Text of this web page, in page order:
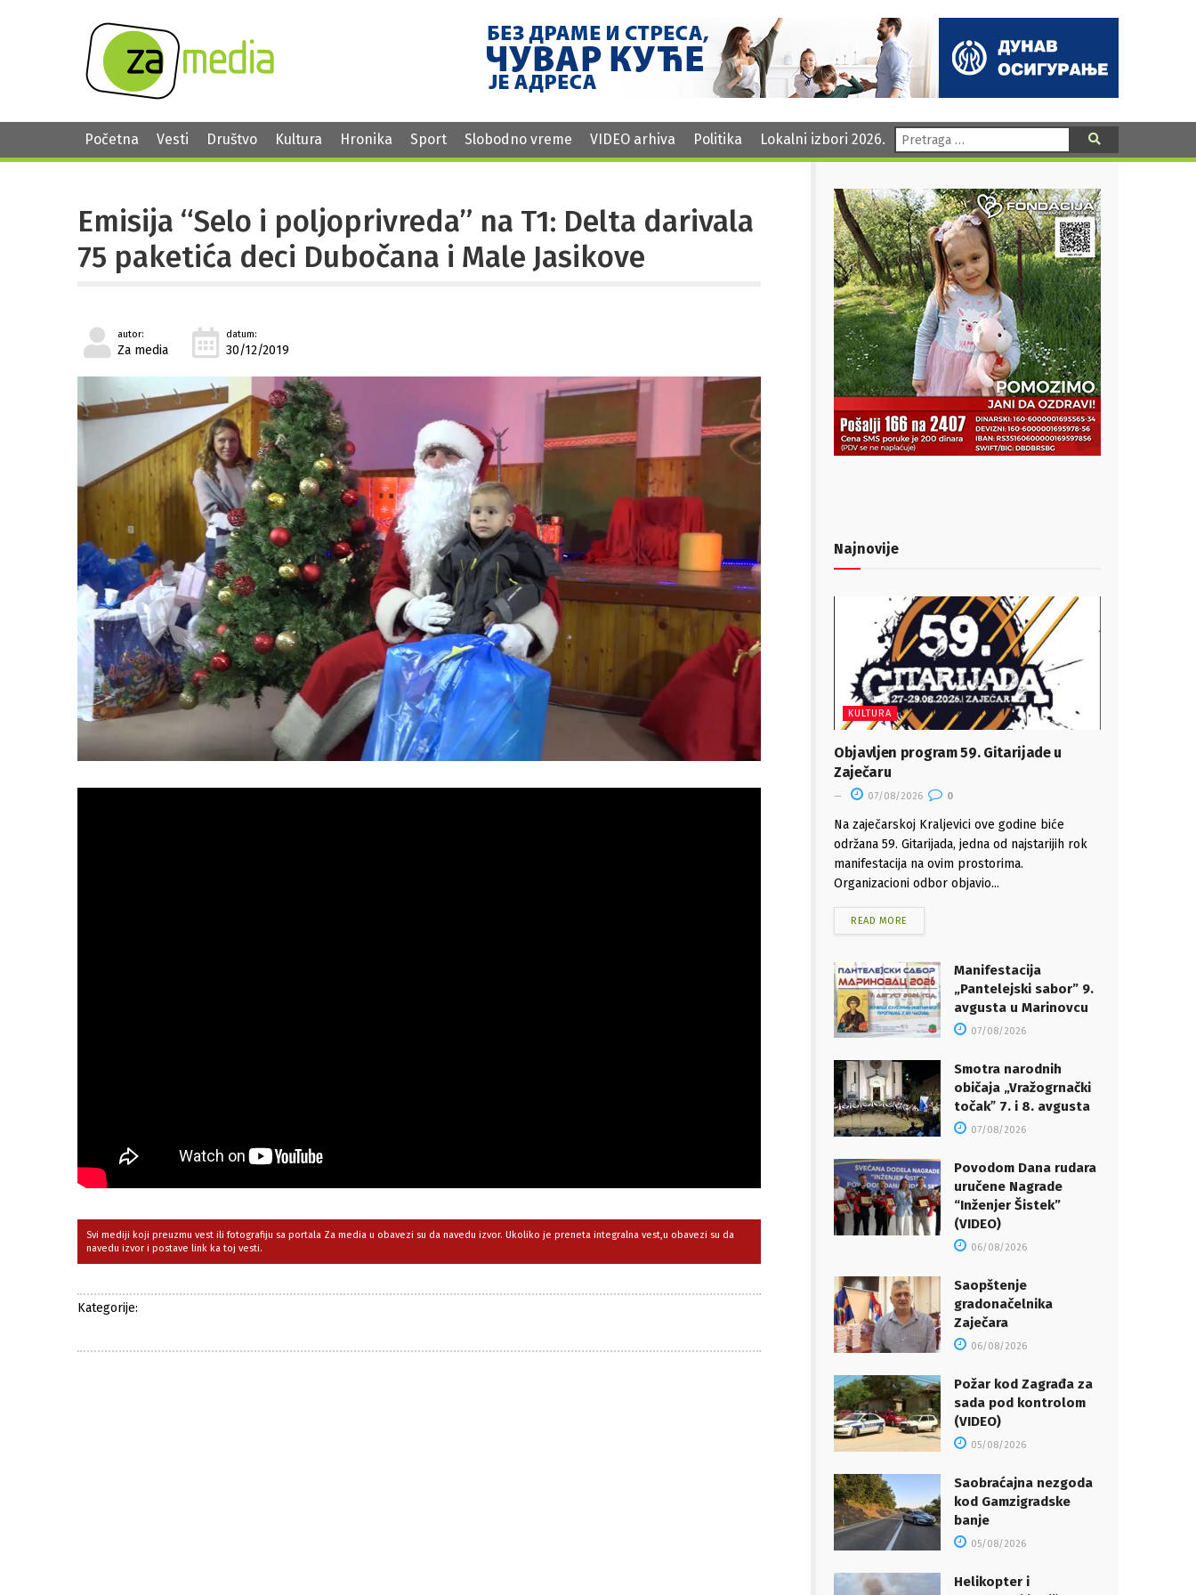
Početna Vesti Društvo Kultura Hronika Sport Slobodno vreme VIDEO arhiva Politika Lokalni izbori 2026. Pretraga:
Emisija “Selo i poljoprivreda” na T1: Delta darivala
75 paketića deci Dubočana i Male Jasikove
autor:
Za media
datum:
30/12/2019
Svi mediji koji preuzmu vest ili fotografiju sa portala Za media u obavezi su da navedu izvor. Ukoliko je preneta integralna vest,u obavezi su da
navedu izvor i postave link ka toj vesti.
Kategorije:
Najnovije
KULTURA
Objavljen program 59. Gitarijade u
Zaječaru
07/08/2026 0
Na zaječarskoj Kraljevici ove godine biće
održana 59. Gitarijada, jedna od najstarijih rok
manifestacija na ovim prostorima.
Organizacioni odbor objavio...
READ MORE
Manifestacija
„Pantelejski sabor” 9.
avgusta u Marinovcu
07/08/2026
Smotra narodnih
običaja „Vražogrnački
točakˮ 7. i 8. avgusta
07/08/2026
Povodom Dana rudara
uručene Nagrade
“Inženjer Šistek”
(VIDEO)
06/08/2026
Saopštenje
gradonačelnika
Zaječara
06/08/2026
Požar kod Zagrađa za
sada pod kontrolom
(VIDEO)
05/08/2026
Saobraćajna nezgoda
kod Gamzigradske
banje
05/08/2026
Helikopter i